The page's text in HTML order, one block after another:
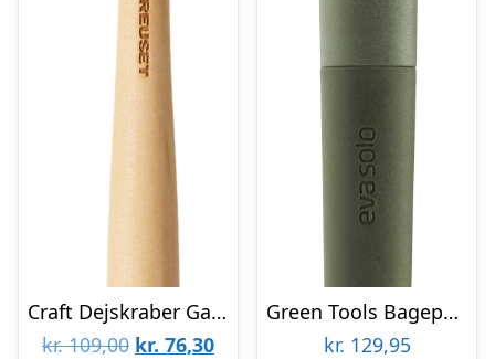
Craft Dejskraber Garnet
kr.109,00 Den
kr. 76,30Den
Green Tools Bagepensel
kr. 129,95